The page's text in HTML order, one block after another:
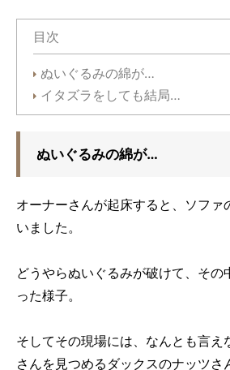
目次
ぬいぐるみの綿が…
イタズラをしても結局…
ぬいぐるみの綿が…
オーナーさんが起床すると、ソファ
いました。
どうやらぬいぐるみが破けて、その
った様子。
そしてその現場には、なんとも言え
さんを見つめるダックスのナッツさ